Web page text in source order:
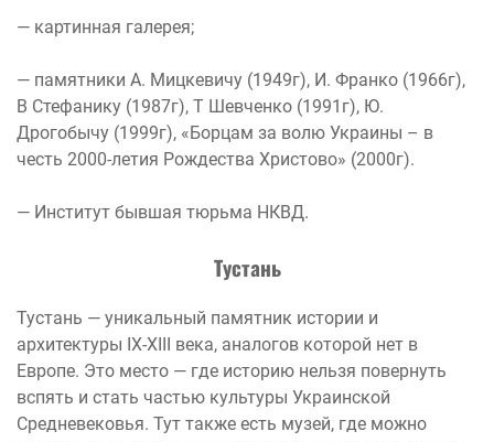
— картинная галерея;
— памятники А. Мицкевичу (1949г), И. Франко (1966г),
В Стефанику (1987г), Т Шевченко (1991г), Ю.
Дрогобычу (1999г), «Борцам за волю Украины – в
честь 2000-летия Рождества Христово» (2000г).
— Институт бывшая тюрьма НКВД.
Тустань
Тустань — уникальный памятник истории и
архитектуры IX-XIII века, аналогов которой нет в
Европе. Это место — где историю нельзя повернуть
вспять и стать частью культуры Украинской
Средневековья. Тут также есть музей, где можно